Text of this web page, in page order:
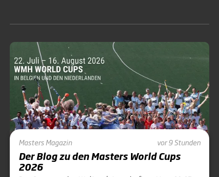
MastersMagazin vor 9 Stunden
Der Blog zu den Masters World Cups
2026